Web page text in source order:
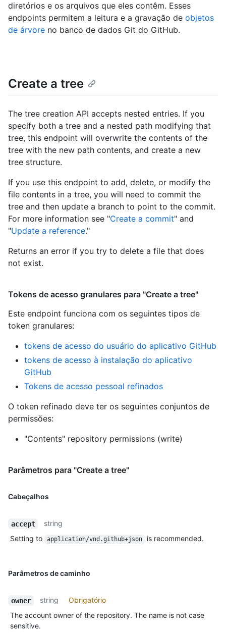
diretórios e os arquivos que eles contêm. Esses
endpoints permitem a leitura e a gravação de objetos
de árvore no banco de dados Git do GitHub.
Create a tree
The tree creation API accepts nested entries. If you
specify both a tree and a nested path modifying that
tree, this endpoint will overwrite the contents of the
tree with the new path contents, and create a new
tree structure.
If you use this endpoint to add, delete, or modify the
file contents in a tree, you will need to commit the
tree and then update a branch to point to the commit.
For more information see "Create a commit" and
"Update a reference."
Returns an error if you try to delete a file that does
not exist.
Tokens de acesso granulares para "Create a tree"
Este endpoint funciona com os seguintes tipos de
token granulares:
tokens de acesso do usuário do aplicativo GitHub
tokens de acesso à instalação do aplicativo
GitHub
Tokens de acesso pessoal refinados
O token refinado deve ter os seguintes conjuntos de
permissões:
"Contents" repository permissions (write)
Parâmetros para "Create a tree"
Cabeçalhos
accept
string
Setting to
application/vnd.github+json is recommended.
Parâmetros de caminho
owner string
Obrigatório
The account owner of the repository. The name is not case
sensitive.